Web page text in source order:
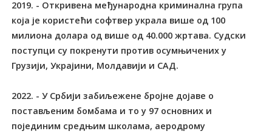
2019. - Откривена међународна криминална група
која је користећи софтвер украла више од 100
милиона долара од више од 40.000 жртава. Судски
поступци су покренути против осумњичених у
Грузији, Украјини, Молдавији и САД.
2022. - У Србији забиљежене бројне дојаве о
постављеним бомбама и то у 97 основних и
појединим средњим школама, аеродрому